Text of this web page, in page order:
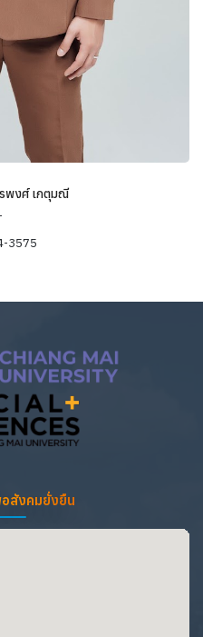
เชี่ยวชาญ
พงศ์ เกตุมณี
-
3575
อสังคมยั่งยืน